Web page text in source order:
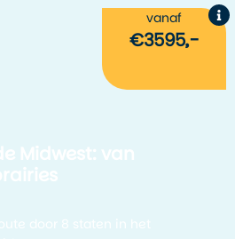
vanaf
€3595,-
Midwest: van
door 8 staten in het